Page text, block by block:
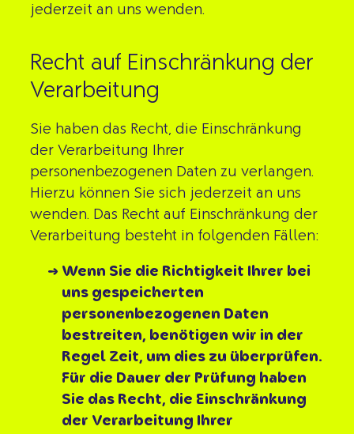
jederzeit an uns wenden.
Recht auf Einschränkung der
Verarbeitung
Sie haben das Recht, die Einschränkung
der Verarbeitung Ihrer
personenbezogenen Daten zu verlangen.
Hierzu können Sie sich jederzeit an uns
wenden. Das Recht auf Einschränkung der
Verarbeitung besteht in folgenden Fällen:
Wenn Sie die Richtigkeit Ihrer bei
uns gespeicherten
personenbezogenen Daten
bestreiten, benötigen wir in der
Regel Zeit, um dies zu überprüfen.
Für die Dauer der Prüfung haben
Sie das Recht, die Einschränkung
der Verarbeitung Ihrer